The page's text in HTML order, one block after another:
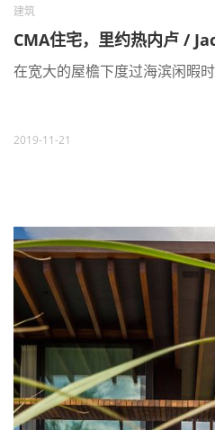
建筑
CMA住宅，里约热内卢 /
在宽大的屋檐下度过海滨闲暇
2019-11-21